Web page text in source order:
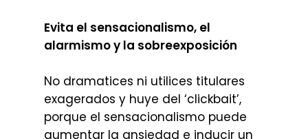
Evita el sensacionalismo, el
alarmismo y la sobreexposición
No dramatices ni utilices titulares
exagerados y huye del ‘clickbait’,
porque el sensacionalismo puede
aumentar la ansiedad e inducir un